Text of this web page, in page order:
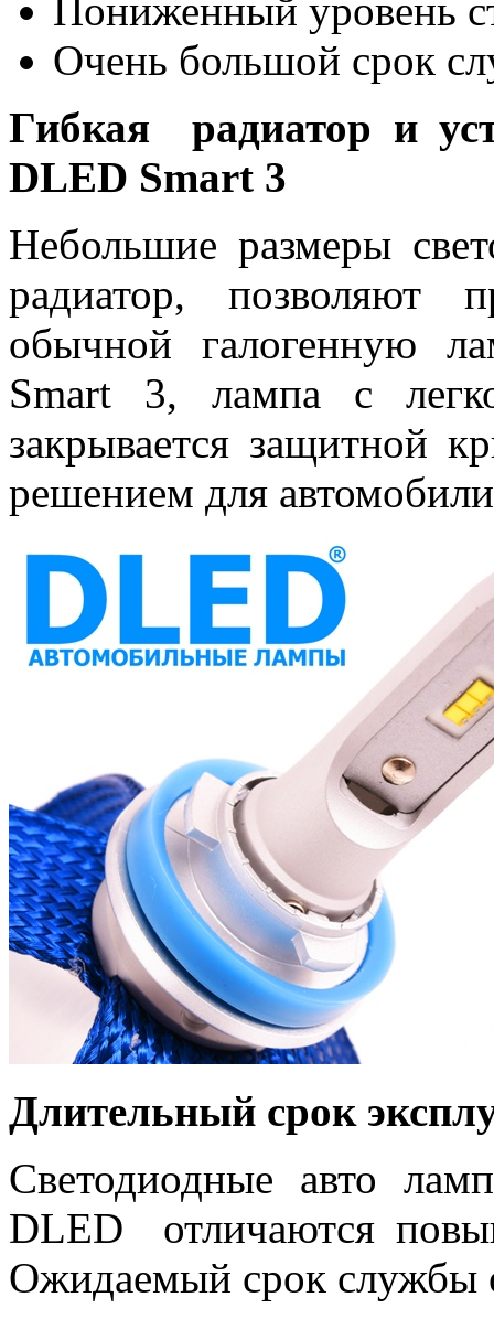
Пониженный уровень
Очень большой срок
Гибкая радиатор и
DLED Smart 3
Небольшие размеры
радиатор, позволяют
обычной галогенную
Smart 3, лампа с
закрывается защитной
решением для
Длительный срок
Светодиодные авто
DLED отличаются
Ожидаемый срок службы